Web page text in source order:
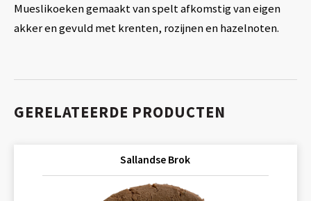
Mueslikoeken gemaakt van spelt afkomstig van eigen
akker en gevuld met krenten, rozijnen en hazelnoten.
GERELATEERDE PRODUCTEN
Sallandse Brok